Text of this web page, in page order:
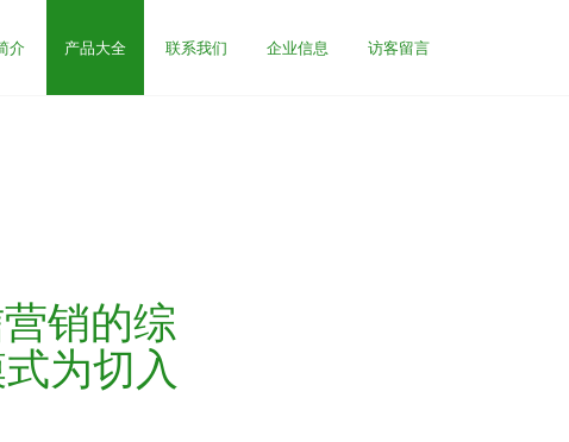
介 产品大全 联系我们 企业信息 访客留言
销的综
为切入